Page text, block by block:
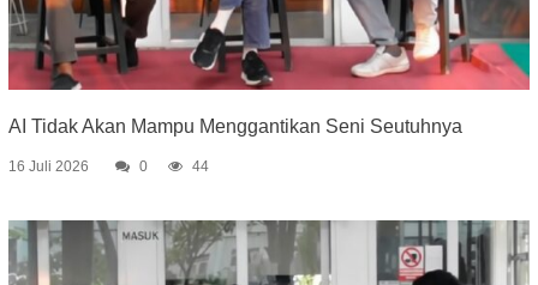
AI Tidak Akan Mampu Menggantikan Seni Seutuhnya
16 Juli 2026 0 44